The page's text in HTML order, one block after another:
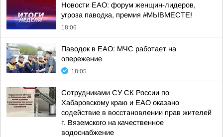
Новости ЕАО: форум женщин-лидеров,
угроза паводка, премия #МЫВМЕСТЕ!
18:06
Паводок в ЕАО: МЧС работает на
опережение
18:05
Сотрудниками СУ СК России по
Хабаровскому краю и ЕАО оказано
содействие в восстановлении прав жителей
г. Вяземского на качественное
водоснабжение